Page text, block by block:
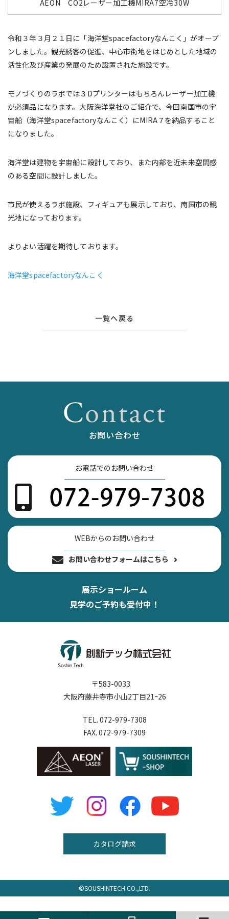
AEON CO2レーザー加工機MIRA7空冷30W
令和３年３月２１日に「海洋堂spacefactoryなんこく」がオープ
ンしました。 観光誘客の促進、中心市街地をはじめとした地域の
活性化及び産業の発展のため設置された施設です。
モノづくりのラボでは３ Dプリンターはもちろんレーザー加工機
が必須品になります。大阪海洋堂社のご紹介で、今回南国市の宇
宙船（海洋堂spacefactoryなんこく）にMIRA７を納品すること
になりました。
海洋堂は建物を宇宙船に設計しており、また内部を近未来空間感
のある空間に設計しました。
市民が使えるラボ施設、フィギュアも展示しており、南国市の観
光地になっております。
よりよい活躍を期待しております。
海洋堂spacefactoryなんこく
一覧へ戻る
お問い合わせ
お電話でのお問い合わせ
WEBからのお問い合わせ
お問い合わせフォームはこちら
展示ショールーム
見学のご予約も受付中！
〒583-0033
大阪府藤井寺市小山2丁目21ｰ26
TEL. 072-979-7308
FAX. 072-979-7309
カタログ請求
©SOUSHINTECH CO.,LTD.